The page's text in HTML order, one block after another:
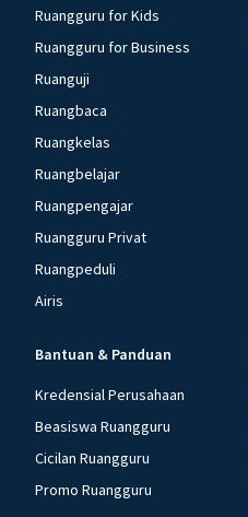
Ruangguru for Kids
Ruangguru for Business
Ruanguji
Ruangbaca
Ruangkelas
Ruangbelajar
Ruangpengajar
Ruangguru Privat
Ruangpeduli
Airis
Bantuan & Panduan
Kredensial Perusahaan
Beasiswa Ruangguru
Cicilan Ruangguru
Promo Ruangguru